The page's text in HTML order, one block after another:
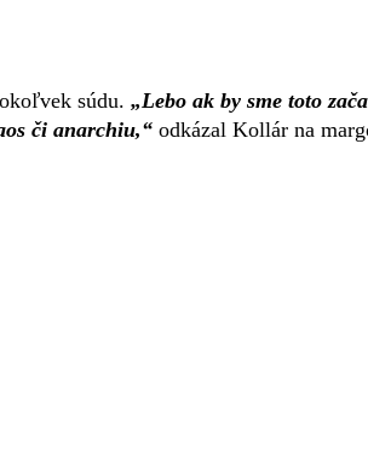
súdu. „Lebo ak by sme toto
či anarchiu,“ odkázal Kollár na